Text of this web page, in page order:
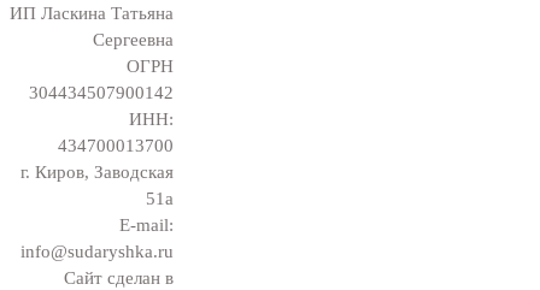
ИП Ласкина Татьяна
Сергеевна
ОГРН
304434507900142
ИНН:
434700013700
г. Киров, Заводская
51а
E-mail:
info@sudaryshka.ru
Сайт сделан в